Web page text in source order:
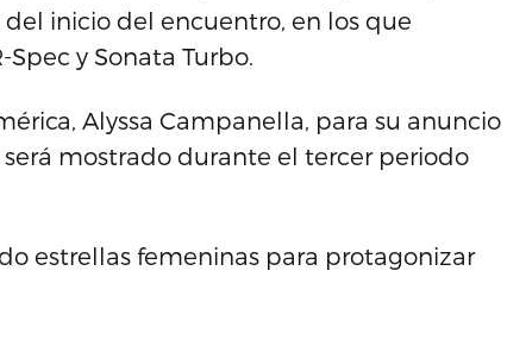
inicio del encuentro, en los que
Spec y Sonata Turbo.
Alyssa Campanella, para su anuncio
mostrado durante el tercer periodo
estrellas femeninas para protagonizar